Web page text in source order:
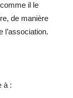
il le
de manière
l’association.
à :